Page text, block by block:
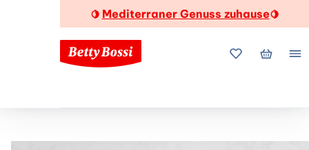
🍋 Mediterraner Genuss zuhause🍋
MeineMein